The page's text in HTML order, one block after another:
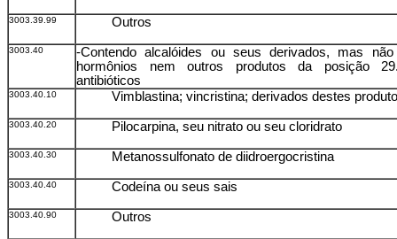
3003.39.99 Outros
3003.40
-Contendo alcalóides ou seus derivados, mas não
hormônios nem outros produtos da posição
antibióticos
3003.40.10 Vimblastina; vincristina; derivados destes
3003.40.20 Pilocarpina, seu nitrato ou seu cloridrato
3003.40.30 Metanossulfonato de diidroergocristina
3003.40.40 Codeína ou seus sais
3003.40.90 Outros